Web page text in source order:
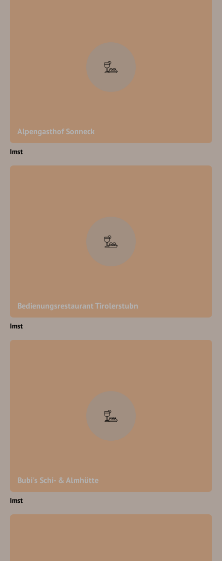
Alpengasthof Sonneck
Imst
Bedienungsrestaurant Tirolerstubn
Imst
Bubi's Schi- & Almhütte
Imst